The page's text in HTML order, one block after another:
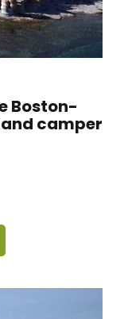
Boston-
camper